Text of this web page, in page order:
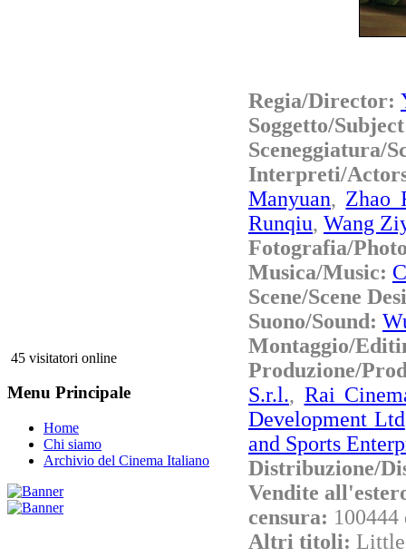
45 visitatori online
Menu Principale
Home
Chi siamo
Archivio del Cinema Italiano
Regia/Director:
Soggetto/
Sceneggiatura/
Interpreti/
Manyuan, Zhao
Runqiu, Wang
Fotografia/
Musica/Music:
Scene/Scene
Suono/Sound:
Montaggio/
Produzione/
S.r.l., Rai
Development Ltd
and Sports
Distribuzione/
Vendite
censura:
Altri titoli: Little